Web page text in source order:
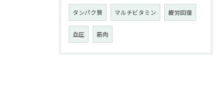
タンパク質 マルチビタミン 疲労回復
血圧 筋肉